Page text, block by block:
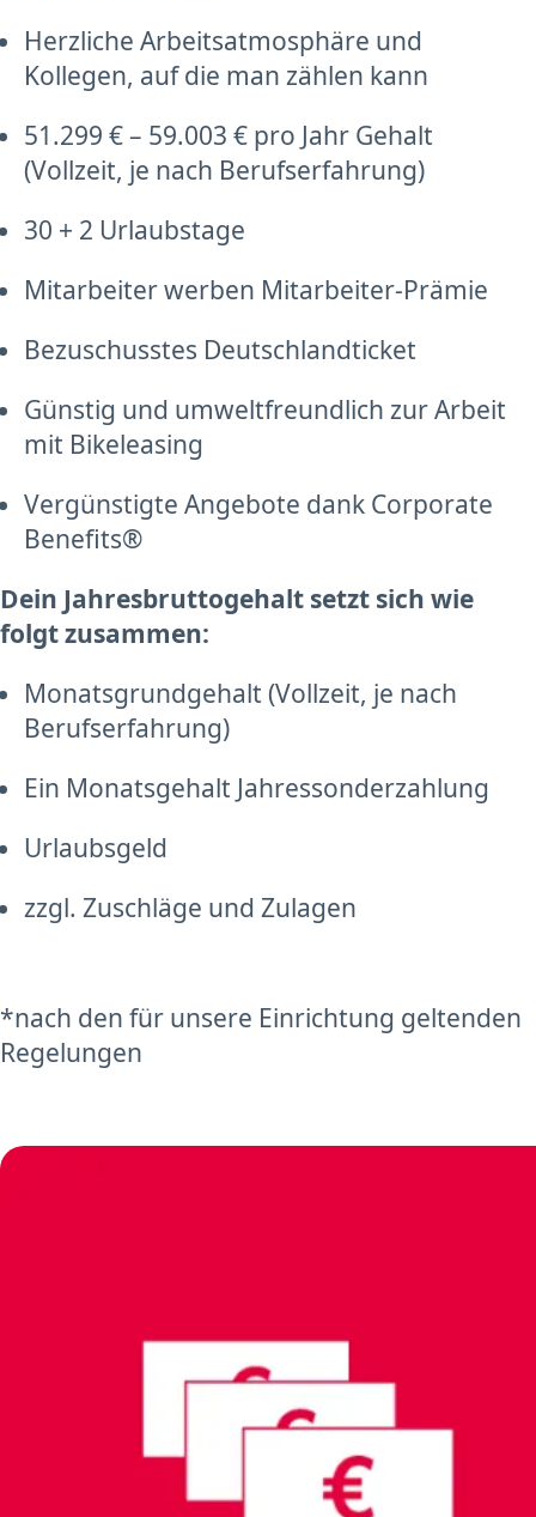
Herzliche Arbeitsatmosphäre und
Kollegen, auf die man zählen kann
51.299 € – 59.003 € pro Jahr Gehalt
(Vollzeit, je nach Berufserfahrung)
30 + 2 Urlaubstage
Mitarbeiter werben Mitarbeiter-Prämie
Bezuschusstes Deutschlandticket
Günstig und umweltfreundlich zur Arbeit
mit Bikeleasing
Vergünstigte Angebote dank Corporate
Benefits®
Dein Jahresbruttogehalt setzt sich wie
folgt zusammen:
Monatsgrundgehalt (Vollzeit, je nach
Berufserfahrung)
Ein Monatsgehalt Jahressonderzahlung
Urlaubsgeld
zzgl. Zuschläge und Zulagen
*nach den für unsere Einrichtung geltenden
Regelungen